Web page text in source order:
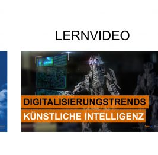
Auf die
Wunschliste